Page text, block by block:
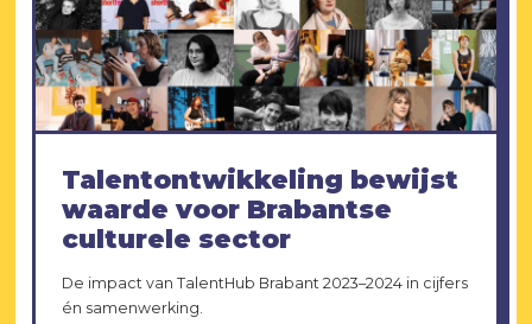
Talentontwikkeling bewijst
waarde voor Brabantse
culturele sector
De impact van TalentHub Brabant 2023–2024 in cijfers
én samenwerking.